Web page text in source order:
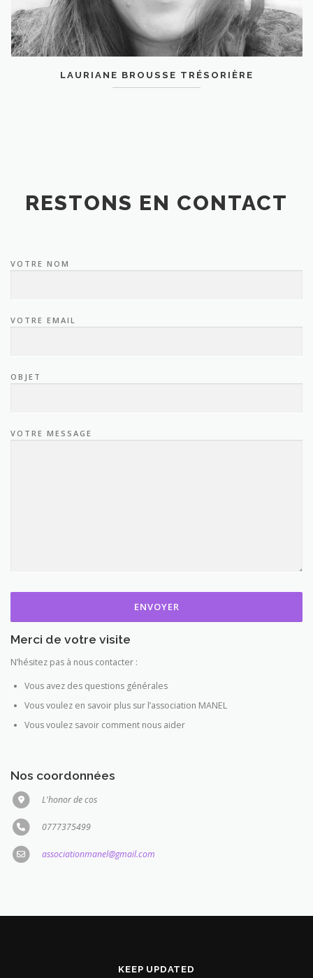
LAURIANE BROUSSE TRÉSORIÈRE
RESTONS EN CONTACT
VOTRE NOM
VOTRE EMAIL
OBJET
VOTRE MESSAGE
Merci de votre visite
N’hésitez pas à nous contacter :
Vous avez des questions générales
Vous voulez en savoir plus sur l’association MANEL
Vous voulez savoir comment nous aider
Nos coordonnées
L'honor de cos
0777375499
associationmanel@gmail.com
KEEP UPDATED